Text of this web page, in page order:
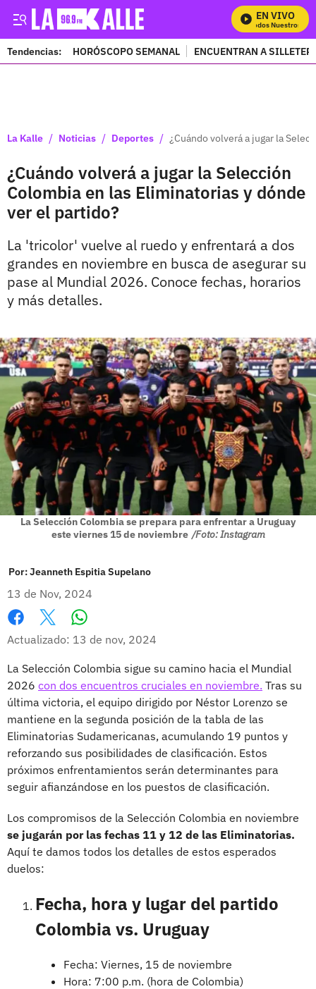
EN VIVO
Mira Todos Nuestros
Tendencias: HORÓSCOPO SEMANAL ENCUENTRAN A
La Kalle / Noticias / Deportes / ¿Cuándo volverá a jugar la
¿Cuándo volverá a jugar la Selección
Colombia en las Eliminatorias y dónde
ver el partido?
La 'tricolor' vuelve al ruedo y enfrentará a dos
grandes en noviembre en busca de asegurar su
pase al Mundial 2026. Conoce fechas, horarios
y más detalles.
La Selección Colombia se prepara para enfrentar a Uruguay
este viernes 15 de noviembre /Foto: Instagram
Por:Jeanneth Espitia Supelano
13 de Nov, 2024
Facebook
X
Actualizado: 13 de nov, 2024
La Selección Colombia sigue su camino hacia el Mundial
2026 con dos encuentros cruciales en noviembre. Tras su
última victoria, el equipo dirigido por Néstor Lorenzo se
mantiene en la segunda posición de la tabla de las
Eliminatorias Sudamericanas, acumulando 19 puntos y
reforzando sus posibilidades de clasificación. Estos
próximos enfrentamientos serán determinantes para
seguir afianzándose en los puestos de clasificación.
Los compromisos de la Selección Colombia en noviembre
se jugarán por las fechas 11 y 12 de las Eliminatorias.
Aquí te damos todos los detalles de estos esperados
duelos:
Fecha, hora y lugar del partido
Colombia vs. Uruguay
Fecha: Viernes, 15 de noviembre
Hora: 7:00 p.m. (hora de Colombia)